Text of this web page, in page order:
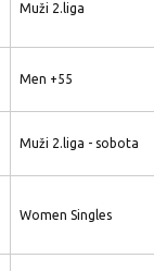
Muži 2.liga
Men +55
Muži 2.liga - sobota
Women Singles